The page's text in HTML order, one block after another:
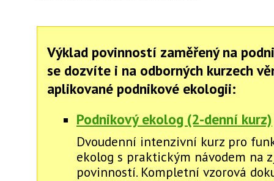
Výklad povinností zaměřený na
se dozvíte i na odborných kurzech
aplikované podnikové ekologii:
Podnikový ekolog (2-denní kurz)
Dvoudenní intenzivní kurz pro
ekolog s praktickým návodem na
povinností. Kompletní vzorová